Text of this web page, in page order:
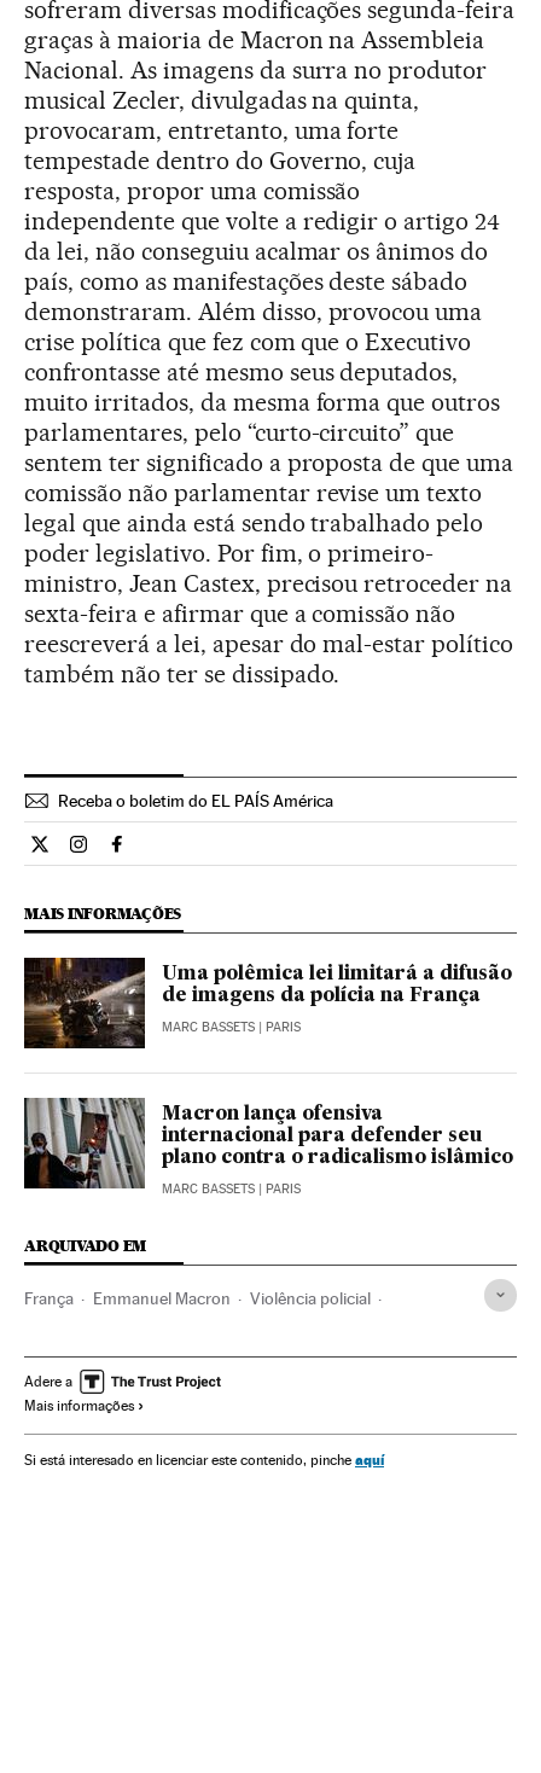
sofreram diversas modificações segunda-feira
graças à maioria de Macron na Assembleia
Nacional. As imagens da surra no produtor
musical Zecler, divulgadas na quinta,
provocaram, entretanto, uma forte
tempestade dentro do Governo, cuja
resposta, propor uma comissão
independente que volte a redigir o artigo 24
da lei, não conseguiu acalmar os ânimos do
país, como as manifestações deste sábado
demonstraram. Além disso, provocou uma
crise política que fez com que o Executivo
confrontasse até mesmo seus deputados,
muito irritados, da mesma forma que outros
parlamentares, pelo “curto-circuito” que
sentem ter significado a proposta de que uma
comissão não parlamentar revise um texto
legal que ainda está sendo trabalhado pelo
poder legislativo. Por fim, o primeiro-
ministro, Jean Castex, precisou retroceder na
sexta-feira e afirmar que a comissão não
reescreverá a lei, apesar do mal-estar político
também não ter se dissipado.
Receba o boletim do EL PAÍS América
Internacional El País Brasil en Twitter
Internacional El País Brasil en Instagram
Internacional El País Brasil en Facebook
MAIS INFORMAÇÕES
Uma polêmica lei limitará a difusão
de imagens da polícia na França
MARC BASSETS | PARIS
Macron lança ofensiva
internacional para defender seu
plano contra o radicalismo islâmico
MARC BASSETS | PARIS
ARQUIVADO EM
França Emmanuel Macron Violência policial
Manifestações
Adere a
Mais informações
Si está interesado en licenciar este contenido, pinche aquí